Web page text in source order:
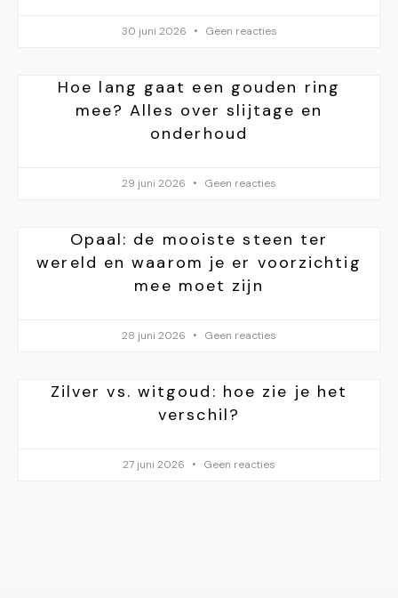
30 juni 2026 Geen reacties
Hoe lang gaat een gouden ring
mee? Alles over slijtage en
onderhoud
29 juni 2026 Geen reacties
Opaal: de mooiste steen ter
wereld en waarom je er voorzichtig
mee moet zijn
28 juni 2026 Geen reacties
Zilver vs. witgoud: hoe zie je het
verschil?
27 juni 2026 Geen reacties